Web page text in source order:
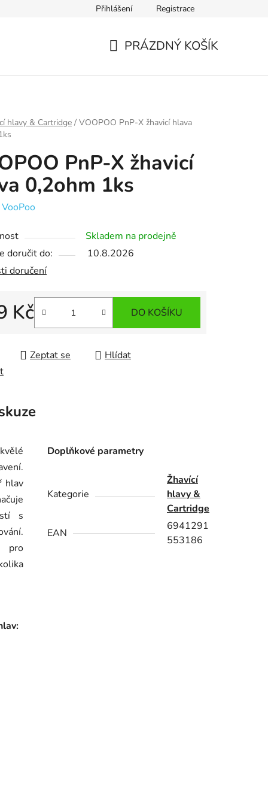
Zásady zpracování osobních údajů
Přihlášení Registrace
PRÁZDNÝ KOŠÍK
hlavy & Cartridge / VOOPOO PnP-X žhavicí hlava
PnP-X žhavicí
0,2ohm 1ks
VooPoo
Skladem na prodejně
doručit do:
10.8.2026
doručení
Kč DO KOŠÍKU
Zeptat se
Hlídat
hlav
s
pro
Doplňkové parametry
Kategorie
Žhavící
hlavy &
Cartridge
EAN
6941291
553186